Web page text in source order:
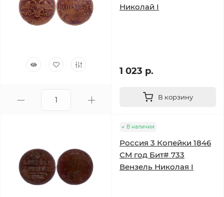
Николай I
1 023 р.
В корзину
В наличии
Россия 3 Копейки 1846
СМ год Бит# 733
Вензель Николая I